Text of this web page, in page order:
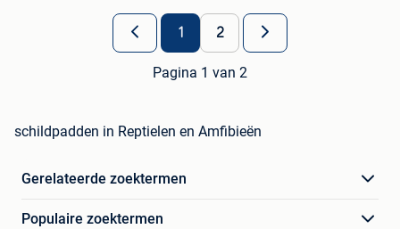
1 2
Pagina 1 van 2
schildpadden in Reptielen en Amfibieën
Gerelateerde zoektermen
Populaire zoektermen